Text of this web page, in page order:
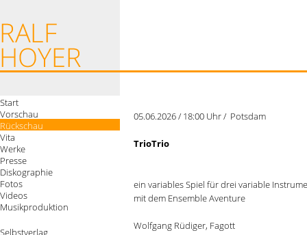
Start
Vorschau
Rückschau
Vita
Werke
Presse
Diskographie
Fotos
Videos
Musikproduktion
Selbstverlag
05.06.2026 / 18:00 Uhr / Potsdam
TrioTrio
ein variables Spiel für drei variable
mit dem Ensemble Aventure
Wolfgang Rüdiger, Fagott